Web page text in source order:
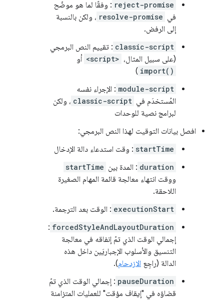
reject-promise : وفقًا لما هو موضّح
في resolve-promise ، ولكن بالنسبة
إلى الرفض.
classic-script : تقييم النص البرمجي
(على سبيل المثال، <script> أو
import()
)
module-script : الإجراء نفسه
المُستخدَم في classic-script ، ولكن
لبرامج نصية للوحدات
افصل بيانات التوقيت لهذا النص البرمجي:
startTime : وقت استدعاء دالة الإدخال
duration : المدة بين startTime
ووقت انتهاء معالجة قائمة المهام الصغيرة
اللاحقة.
executionStart : الوقت بعد الترجمة.
forcedStyleAndLayoutDuration
:
إجمالي الوقت الذي تمّ إنفاقه في معالجة
التنسيق والأسلوب الإجباريَين داخل هذه
الدالة (راجِع الازدحام).
pauseDuration : إجمالي الوقت الذي تمّ
قضاؤه في "إيقاف مؤقت" للعمليات المتزامنة